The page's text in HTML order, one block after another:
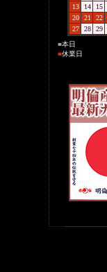
13
14 15
20
21 22
27
28 29
■本日
■休業日